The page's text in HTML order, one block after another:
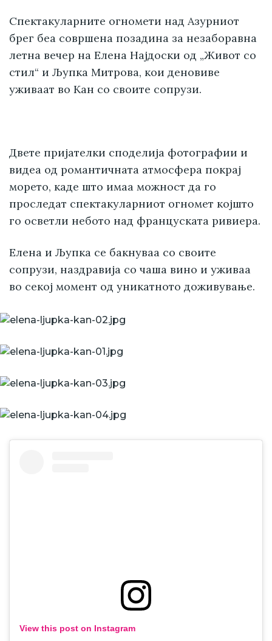
Спектакуларните огномети над Азурниот
брег беа совршена позадина за незаборавна
летна вечер на Елена Најдоски од „Живот со
стил“ и Љупка Митрова, кои деновиве
уживаат во Кан со своите сопрузи.
Двете пријателки споделија фотографии и
видеа од романтичната атмосфера покрај
морето, каде што имаа можност да го
проследат спектакуларниот огномет којшто
го осветли небото над француската ривиера.
Елена и Љупка се бакнуваа со своите
сопрузи, наздравија со чаша вино и уживаа
во секој момент од уникатното доживување.
View this post on Instagram